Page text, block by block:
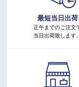
最短当日出荷
正午までのご注文
当日出荷致します。